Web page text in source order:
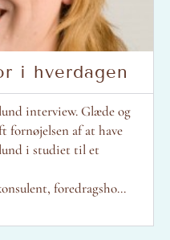
i hverdagen
interview. Glæde og
fornøjelsen af at have
i studiet til et
foredragsho...